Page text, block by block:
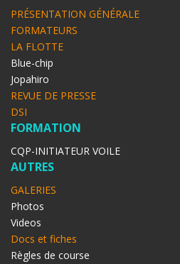
PRÉSENTATION GÉNÉRALE
FORMATEURS
LA FLOTTE
Blue-chip
Jopahiro
REVUE DE PRESSE
DSI
FORMATION
CQP-INITIATEUR VOILE
AUTRES
GALERIES
Photos
Videos
Docs et fiches
Règles de course